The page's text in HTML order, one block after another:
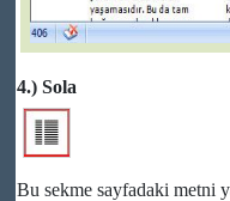
4.) Sola
Bu sekme sayfadaki metni